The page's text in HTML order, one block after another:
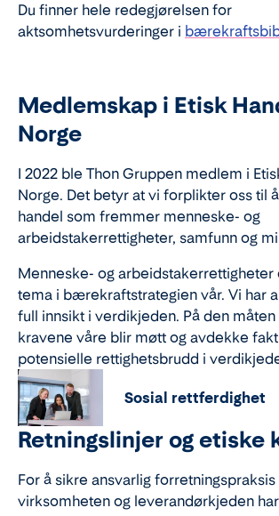
Du finner hele redegjørelsen for
aktsomhetsvurderinger i
Medlemskap i Etisk
Norge
I 2022 ble Thon Gruppen medlem i
Norge. Det betyr at vi forplikter oss til
handel som fremmer menneske- og
arbeidstakerrettigheter, samfunn og
Menneske- og arbeidstakerrettigheter
tema i bærekraftstrategien vår. Vi har
full innsikt i verdikjeden. På den
kravene våre blir møtt og avdekke
potensielle rettighetsbrudd i
Sosial rettferdighet
Retningslinjer og etiske
For å sikre ansvarlig forretningspraksis
virksomheten og leverandørkjeden